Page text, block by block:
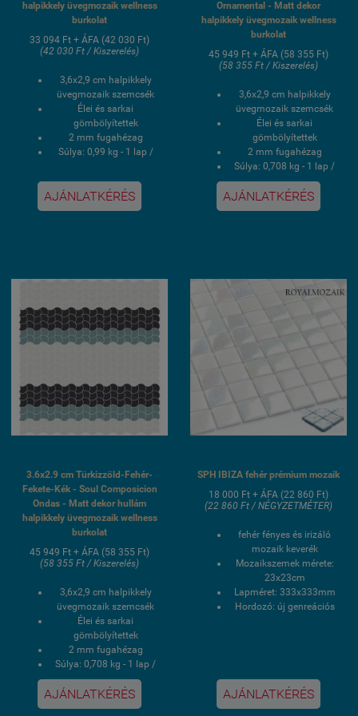
halpikkely üvegmozaik wellness
burkolat
33 094 Ft + ÁFA (42 030 Ft)
(42 030 Ft / Kiszerelés)
3,6x2,9 cm halpikkely
üvegmozaik szemcsék
Élei és sarkai
gömbölyítettek
2 mm fugahézag
Súlya: 0,99 kg - 1 lap /
1 doboz 0,87 négyzetmér
/ 10 lap
Hálós kasírozás
AJÁNLATKÉRÉS
Ornamental - Matt dekor
halpikkely üvegmozaik wellness
burkolat
45 949 Ft + ÁFA (58 355 Ft)
(58 355 Ft / Kiszerelés)
3,6x2,9 cm halpikkely
üvegmozaik szemcsék
Élei és sarkai
gömbölyítettek
2 mm fugahézag
Súlya: 0,708 kg - 1 lap /
7,08 kg - 1 doboz
1 doboz 0,82 négyzetmér
/ 10 lap
burkolat
AJÁNLATKÉRÉS
3.6x2.9 cm Türkizzöld-Fehér-
Fekete-Kék - Soul Composicion
Ondas - Matt dekor hullám
halpikkely üvegmozaik wellness
burkolat
45 949 Ft + ÁFA (58 355 Ft)
(58 355 Ft / Kiszerelés)
3,6x2,9 cm halpikkely
üvegmozaik szemcsék
Élei és sarkai
gömbölyítettek
2 mm fugahézag
Súlya: 0,708 kg - 1 lap /
7,08 kg - 1 doboz
1 doboz 0,82 négyzetmér
/ 10 lap
AJÁNLATKÉRÉS
SPH IBIZA fehér prémium mozaik
18 000 Ft + ÁFA (22 860 Ft)
(22 860 Ft / NÉGYZETMÉTER)
fehér fényes és irizáló
mozaik keverék
Mozaikszemek mérete:
23x23cm
Lapméret: 333x333mm
Hordozó: új genreációs
Szállítási idő: 2-3
hét
AJÁNLATKÉRÉS